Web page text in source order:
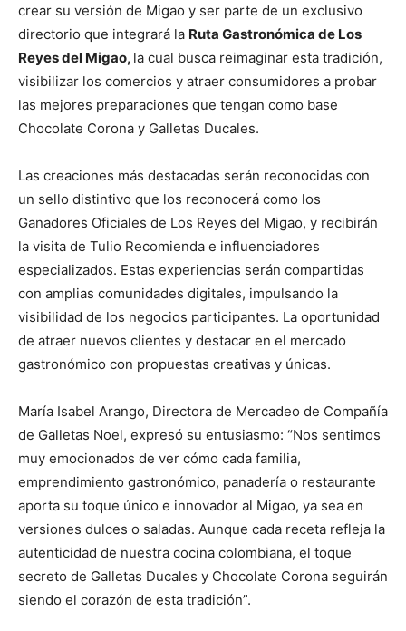
crear su versión de Migao y ser parte de un exclusivo
directorio que integrará la Ruta Gastronómica de Los
Reyes del Migao, la cual busca reimaginar esta tradición,
visibilizar los comercios y atraer consumidores a probar
las mejores preparaciones que tengan como base
Chocolate Corona y Galletas Ducales.
Las creaciones más destacadas serán reconocidas con
un sello distintivo que los reconocerá como los
Ganadores Oficiales de Los Reyes del Migao, y recibirán
la visita de Tulio Recomienda e influenciadores
especializados. Estas experiencias serán compartidas
con amplias comunidades digitales, impulsando la
visibilidad de los negocios participantes. La oportunidad
de atraer nuevos clientes y destacar en el mercado
gastronómico con propuestas creativas y únicas.
María Isabel Arango, Directora de Mercadeo de Compañía
de Galletas Noel, expresó su entusiasmo: “Nos sentimos
muy emocionados de ver cómo cada familia,
emprendimiento gastronómico, panadería o restaurante
aporta su toque único e innovador al Migao, ya sea en
versiones dulces o saladas. Aunque cada receta refleja la
autenticidad de nuestra cocina colombiana, el toque
secreto de Galletas Ducales y Chocolate Corona seguirán
siendo el corazón de esta tradición”.